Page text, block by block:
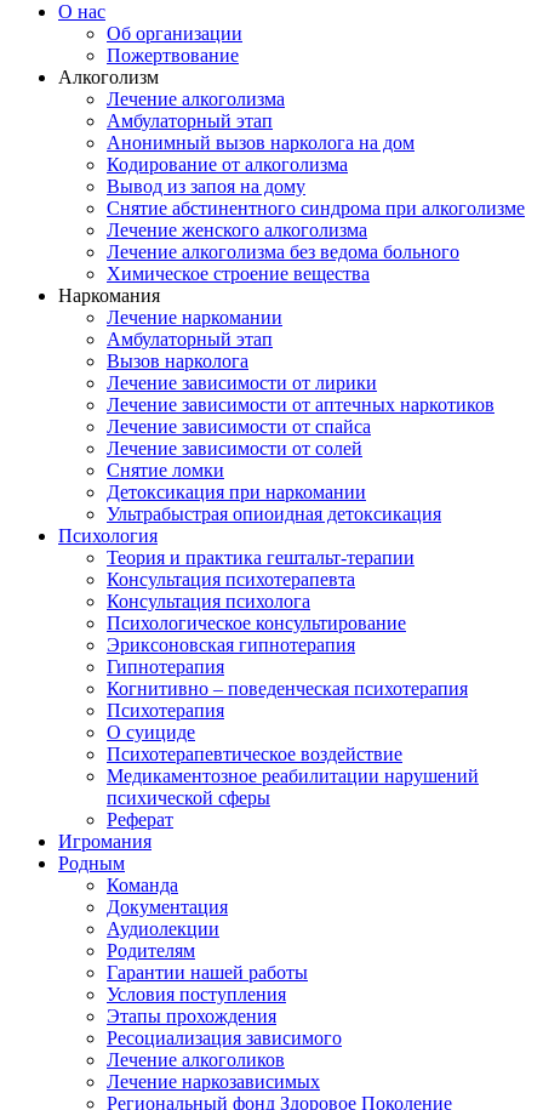
О нас
Об организации
Пожертвование
Алкоголизм
Лечение алкоголизма
Амбулаторный этап
Анонимный вызов нарколога на дом
Кодирование от алкоголизма
Вывод из запоя на дому
Снятие абстинентного синдрома при алкоголизме
Лечение женского алкоголизма
Лечение алкоголизма без ведома больного
Химическое строение вещества
Наркомания
Лечение наркомании
Амбулаторный этап
Вызов нарколога
Лечение зависимости от лирики
Лечение зависимости от аптечных наркотиков
Лечение зависимости от спайса
Лечение зависимости от солей
Снятие ломки
Детоксикация при наркомании
Ультрабыстрая опиоидная детоксикация
Психология
Теория и практика гештальт-терапии
Консультация психотерапевта
Консультация психолога
Психологическое консультирование
Эриксоновская гипнотерапия
Гипнотерапия
Когнитивно – поведенческая психотерапия
Психотерапия
О суициде
Психотерапевтическое воздействие
Медикаментозное реабилитации нарушений
психической сферы
Реферат
Игромания
Родным
Команда
Документация
Аудиолекции
Родителям
Гарантии нашей работы
Условия поступления
Этапы прохождения
Ресоциализация зависимого
Лечение алкоголиков
Лечение наркозависимых
Региональный фонд Здоровое Поколение